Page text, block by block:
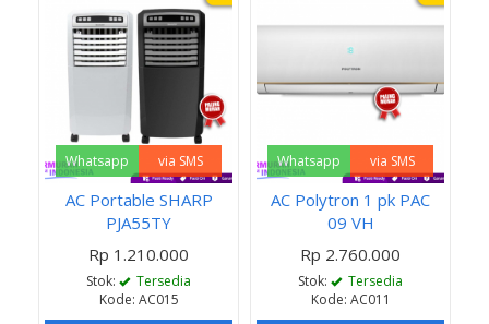
Whatsapp via SMS
AC Portable SHARP
PJA55TY
Rp 1.210.000
Stok:
Tersedia
Kode: AC015
Whatsapp via SMS
AC Polytron 1 pk PAC
09 VH
Rp 2.760.000
Stok:
Tersedia
Kode: AC011